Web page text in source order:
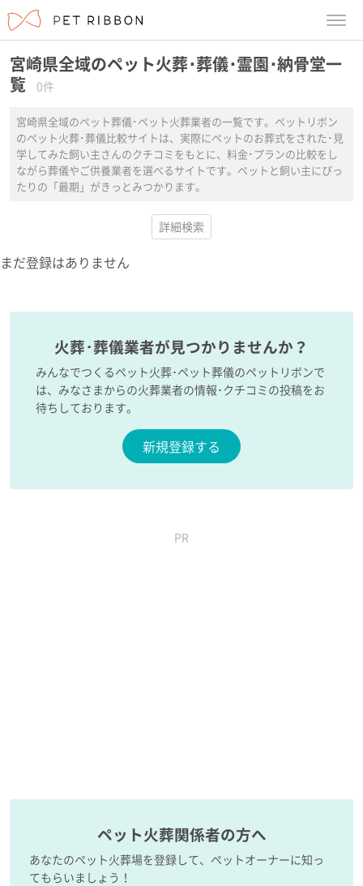
宮崎県全域のペット火葬･葬儀･霊園･納骨堂一
覧
0件
宮崎県全域のペット葬儀･ペット火葬業者の一覧です。ペットリボン
のペット火葬･葬儀比較サイトは、実際にペットのお葬式をされた･見
学してみた飼い主さんのクチコミをもとに、料金･プランの比較をし
ながら葬儀やご供養業者を選べるサイトです。ペットと飼い主にぴっ
たりの「最期」がきっとみつかります。
詳細検索
まだ登録はありません
火葬･葬儀業者が見つかりませんか？
みんなでつくるペット火葬･ペット葬儀のペットリボンで
は、みなさまからの火葬業者の情報･クチコミの投稿をお
待ちしております。
新規登録する
PR
ペット火葬関係者の方へ
あなたのペット火葬場を登録して、ペットオーナーに知っ
てもらいましょう！